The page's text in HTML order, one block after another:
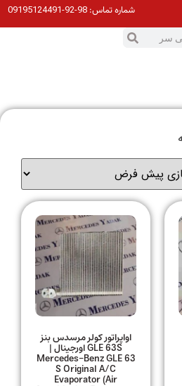
شماره تماس:98-92-09195124491
اواپراتور کولر مرسدس بنز
GLE 63S اورجینال |
Mercedes-Benz GLE 63
S Original A/C
Evaporator (Air